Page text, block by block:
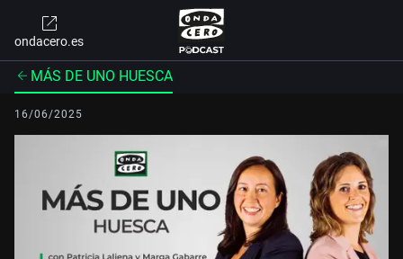
ondacero.es
MÁS DE UNO HUESCA
16/06/2025